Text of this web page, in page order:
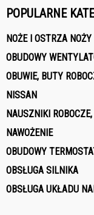
POPULARNE
NOŻE I OSTRZA NOŻY
OBUDOWY
OBUWIE, BUTY
NISSAN
NAUSZNIKI
NAWOŻENIE
OBUDOWY
OBSŁUGA SILNIKA
OBSŁUGA UKŁADU